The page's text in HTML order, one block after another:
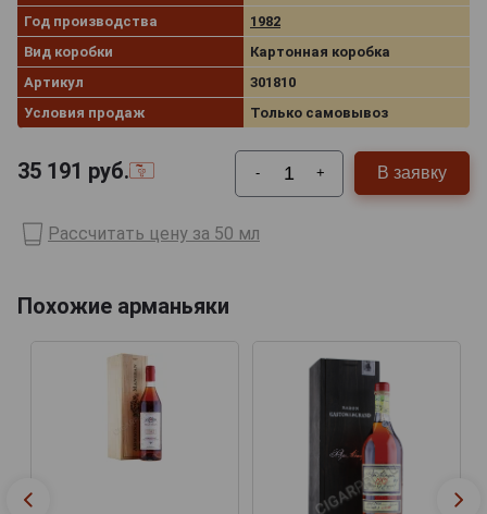
Год производства
1982
Вид коробки
Картонная коробка
Артикул
301810
Условия продаж
Только самовывоз
35 191 руб. - + В заявку
Рассчитать цену за 50 мл
Похожие арманьяки